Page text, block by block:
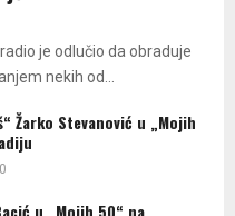
je Danijela Orlić, PR
Branko Đurić Đuro
je odlučio da obraduje
nekih od...
Žarko Stevanović u „Mojih
0